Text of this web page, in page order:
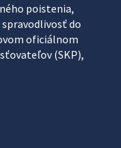
poistenia,
do
oficiálnom
(SKP),